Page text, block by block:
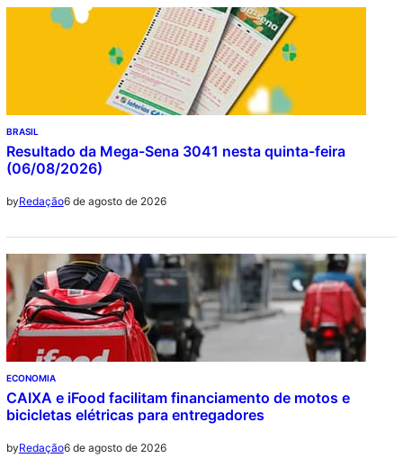
BRASIL
Resultado da Mega-Sena 3041 nesta quinta-feira
(06/08/2026)
byRedação6 de agosto de 2026
ECONOMIA
CAIXA e iFood facilitam financiamento de motos e
bicicletas elétricas para entregadores
byRedação6 de agosto de 2026